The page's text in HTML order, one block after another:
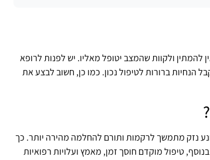
להמתין ולקוות שהמצב יטופל מאליו. יש לפנות לרופא
ברורות לטיפול נכון. כמו כן, חשוב לבצע את
נזק מתמשך לרקמות ותורם להחלמה מהירה יותר. כך
טיפול מוקדם חוסך זמן, מאמץ ועלויות רפואיות